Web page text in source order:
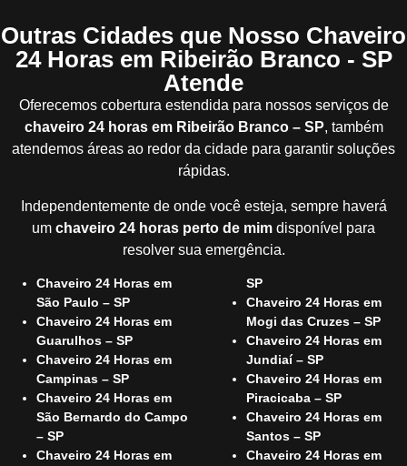
Outras Cidades que Nosso Chaveiro
24 Horas em Ribeirão Branco - SP
Atende
Oferecemos cobertura estendida para nossos serviços de
chaveiro 24 horas em Ribeirão Branco – SP, também
atendemos áreas ao redor da cidade para garantir soluções
rápidas.
Independentemente de onde você esteja, sempre haverá
um chaveiro 24 horas perto de mim disponível para
resolver sua emergência.
Chaveiro 24 Horas em
São Paulo – SP
Chaveiro 24 Horas em
Guarulhos – SP
Chaveiro 24 Horas em
Campinas – SP
Chaveiro 24 Horas em
São Bernardo do Campo
– SP
Chaveiro 24 Horas em
SP
Chaveiro 24 Horas em
Mogi das Cruzes – SP
Chaveiro 24 Horas em
Jundiaí – SP
Chaveiro 24 Horas em
Piracicaba – SP
Chaveiro 24 Horas em
Santos – SP
Chaveiro 24 Horas em